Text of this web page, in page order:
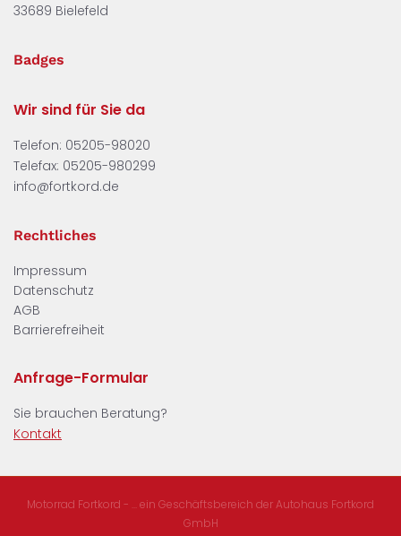
33689 Bielefeld
Badges
Wir sind für Sie da
Telefon: 05205-98020
Telefax: 05205-980299
info@fortkord.de
Rechtliches
Impressum
Datenschutz
AGB
Barrierefreiheit
Anfrage-Formular
Sie brauchen Beratung?
Kontakt
Motorrad Fortkord - ... ein Geschäftsbereich der Autohaus Fortkord
GmbH